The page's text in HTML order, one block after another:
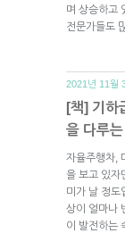
며 상승하고
전문가들도
2021년 11월
[책] 기하
을 다루
자율주행차,
을 보고 있자
미가 날 정도
상이 얼마나
이 발전하는